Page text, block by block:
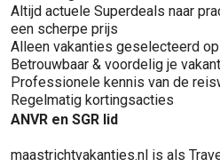
Altijd actuele Superdeals naar
een scherpe prijs
Alleen vakanties geselecteerd
Betrouwbaar & voordelig je
Professionele kennis van de
Regelmatig kortingsacties
ANVR en SGR lid
maastrichtvakanties.nl is als